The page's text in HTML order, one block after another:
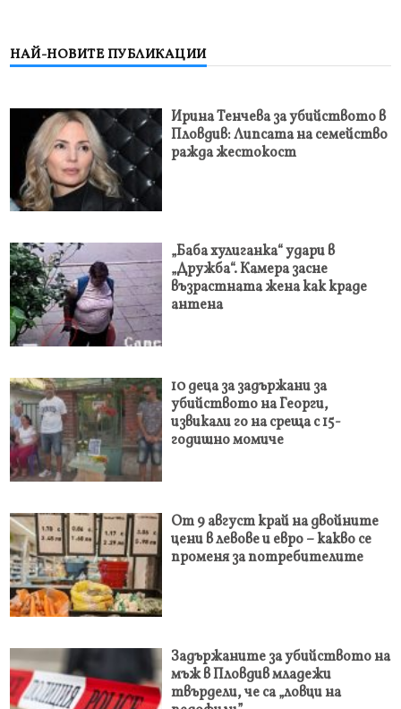
НАЙ-НОВИТЕ ПУБЛИКАЦИИ
Ирина Тенчева за убийството в
Пловдив: Липсата на семейство
ражда жестокост
„Баба хулиганка“ удари в
„Дружба“. Камера засне
възрастната жена как краде
антена
10 деца за задържани за
убийството на Георги,
извикали го на среща с 15-
годишно момиче
От 9 август край на двойните
цени в левове и евро – какво се
променя за потребителите
Задържаните за убийството на
мъж в Пловдив младежи
твърдели, че са „ловци на